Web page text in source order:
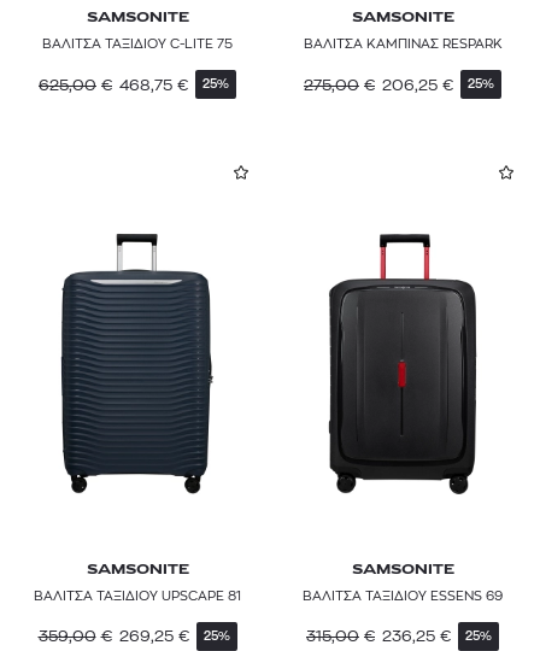
SAMSONITE
ΒΑΛΙΤΣΑ ΤΑΞΙΔΙΟΥ C-LITE 75
625,00 € 468,75 € 25%
SAMSONITE
ΒΑΛΙΤΣΑ ΚΑΜΠΙΝΑΣ RESPARK
275,00 € 206,25 € 25%
SAMSONITE
ΒΑΛΙΤΣΑ ΤΑΞΙΔΙΟΥ UPSCAPE 81
359,00 € 269,25 € 25%
SAMSONITE
ΒΑΛΙΤΣΑ ΤΑΞΙΔΙΟΥ ESSENS 69
315,00 € 236,25 € 25%